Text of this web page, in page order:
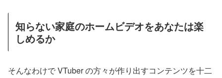
知らない家庭のホームビデオをあなたは楽
しめるか
そんなわけで VTuber の方々が作り出すコンテンツを十二